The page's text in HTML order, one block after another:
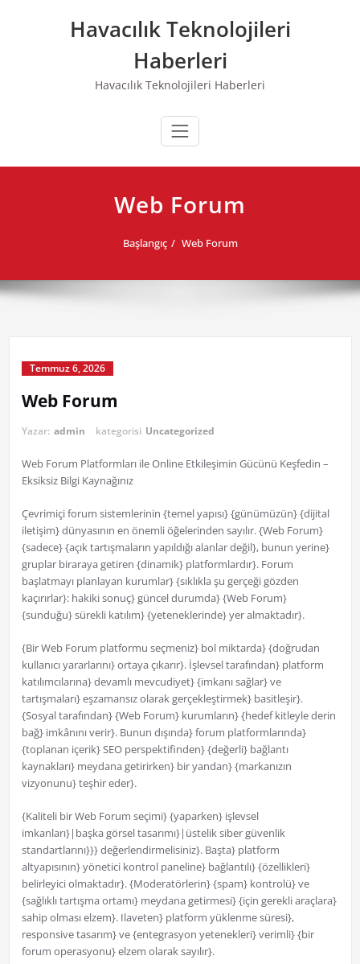
Havacılık Teknolojileri
Haberleri
Havacılık Teknolojileri Haberleri
Web Forum
Başlangıç Web Forum
Temmuz 6, 2026
Web Forum
Yazar: admin kategorisi Uncategorized
Web Forum Platformları ile Online Etkileşimin Gücünü Keşfedin –
Eksiksiz Bilgi Kaynağınız
Çevrimiçi forum sistemlerinin {temel yapısı} {günümüzün} {dijital
iletişim} dünyasının en önemli öğelerinden sayılır. {Web Forum}
{sadece} {açık tartışmaların yapıldığı alanlar değil}, bunun yerine}
gruplar biraraya getiren {dinamik} platformlardır}. Forum
başlatmayı planlayan kurumlar} {sıklıkla şu gerçeği gözden
kaçırırlar}: hakiki sonuç} güncel durumda} {Web Forum}
{sunduğu} sürekli katılım} {yeteneklerinde} yer almaktadır}.
{Bir Web Forum platformu seçmeniz} bol miktarda} {doğrudan
kullanıcı yararlarını} ortaya çıkarır}. İşlevsel tarafından} platform
katılımcılarına} devamlı mevcudiyet} {imkanı sağlar} ve
tartışmaları} eşzamansız olarak gerçekleştirmek} basitleşir}.
{Sosyal tarafından} {Web Forum} kurumların} {hedef kitleyle derin
bağ} imkânını verir}. Bunun dışında} forum platformlarında}
{toplanan içerik} SEO perspektifinden} {değerli} bağlantı
kaynakları} meydana getirirken} bir yandan} {markanızın
vizyonunu} teşhir eder}.
{Kaliteli bir Web Forum seçimi} {yaparken} işlevsel
imkanları}|başka görsel tasarımı}|üstelik siber güvenlik
standartlarını}}} değerlendirmelisiniz}. Başta} platform
altyapısının} yönetici kontrol paneline} bağlantılı} {özellikleri}
belirleyici olmaktadır}. {Moderatörlerin} {spam} kontrolü} ve
{sağlıklı tartışma ortamı} meydana getirmesi} {için gerekli araçlara}
sahip olması elzem}. Ilaveten} platform yüklenme süresi},
responsive tasarım} ve {entegrasyon yetenekleri} verimli} {bir
forum operasyonu} elzem olarak sayılır}.